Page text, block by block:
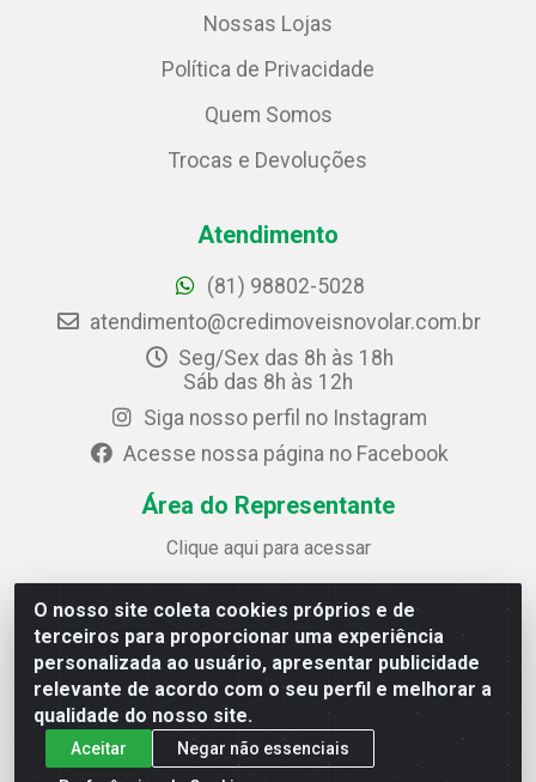
O nosso site coleta cookies próprios e de
terceiros para proporcionar uma experiência
personalizada ao usuário, apresentar publicidade
relevante de acordo com o seu perfil e melhorar a
qualidade do nosso site.
Aceitar
Negar não essenciais
Nossas Lojas
Política de Privacidade
Quem Somos
Trocas e Devoluções
Atendimento
(81) 98802-5028
atendimento@credimoveisnovolar.com.br
Seg/Sex das 8h às 18h
Sáb das 8h às 12h
Siga nosso perfil no Instagram
Acesse nossa página no Facebook
Área do Representante
Clique aqui para acessar
Credimóveis Novolar Ltda
Rua José Alves Bezerra, 430 - Prazeres - Jaboatão dos
Guararapes / PE - CEP 54.325-610
CNPJ: 09.930.165/0013-70